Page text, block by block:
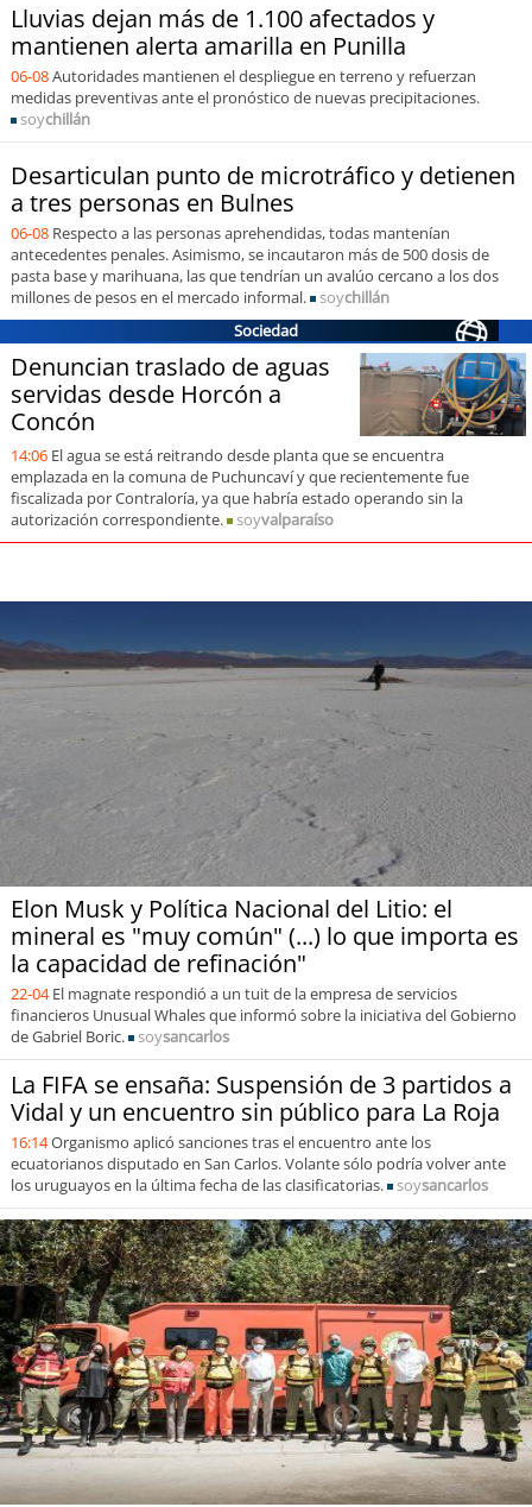
Lluvias dejan más de 1.100 afectados y
mantienen alerta amarilla en Punilla
06-08Autoridades mantienen el despliegue en terreno y refuerzan
medidas preventivas ante el pronóstico de nuevas precipitaciones.
soychillán
Desarticulan punto de microtráfico y detienen
a tres personas en Bulnes
06-08 Respecto a las personas aprehendidas, todas mantenían
antecedentes penales. Asimismo, se incautaron más de 500 dosis de
pasta base y marihuana, las que tendrían un avalúo cercano a los dos
millones de pesos en el mercado informal.
soychillán
Sociedad
Denuncian traslado de aguas
servidas desde Horcón a
Concón
14:06 El agua se está reitrando desde planta que se encuentra
emplazada en la comuna de Puchuncaví y que recientemente fue
fiscalizada por Contraloría, ya que habría estado operando sin la
autorización correspondiente.
soyvalparaíso
Elon Musk y Política Nacional del Litio: el
mineral es "muy común" (...) lo que importa es
la capacidad de refinación"
22-04 El magnate respondió a un tuit de la empresa de servicios
financieros Unusual Whales que informó sobre la iniciativa del Gobierno
de Gabriel Boric.
soysancarlos
La FIFA se ensaña: Suspensión de 3 partidos a
Vidal y un encuentro sin público para La Roja
16:14Organismo aplicó sanciones tras el encuentro ante los
ecuatorianos disputado en San Carlos. Volante sólo podría volver ante
los uruguayos en la última fecha de las clasificatorias.
soysancarlos